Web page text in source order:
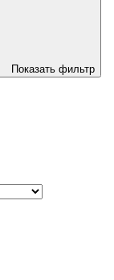
Показать фильтр